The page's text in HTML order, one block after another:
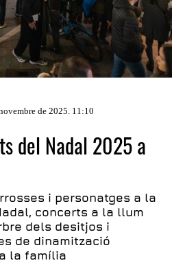
de 2025. 11:10
del Nadal 2025 a
i personatges a la
concerts a la llum
dels desitjos i
de dinamització
la família